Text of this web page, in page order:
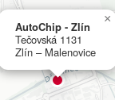
AutoChip - Zlín
Tečovská 1131
Zlín – Malenovice
×